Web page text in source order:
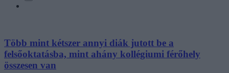
Több mint kétszer annyi diák jutott be a
felsőoktatásba, mint ahány kollégiumi férőhely
összesen van